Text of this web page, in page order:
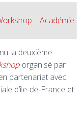
– Académie
la deuxième
organisé par
partenariat avec
d’île-de-France et